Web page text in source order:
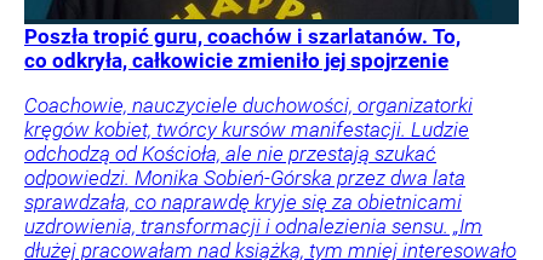
Poszła tropić guru, coachów i szarlatanów. To,
co odkryła, całkowicie zmieniło jej spojrzenie
Coachowie, nauczyciele duchowości, organizatorki
kręgów kobiet, twórcy kursów manifestacji. Ludzie
odchodzą od Kościoła, ale nie przestają szukać
odpowiedzi. Monika Sobień-Górska przez dwa lata
sprawdzała, co naprawdę kryje się za obietnicami
uzdrowienia, transformacji i odnalezienia sensu. „Im
dłużej pracowałam nad książką, tym mniej interesowało